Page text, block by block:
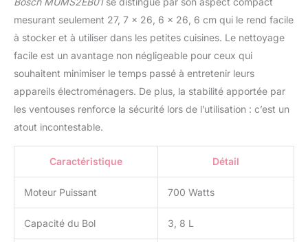
mesurant seulement 27, 7 x 26, 6 x 26, 6 cm qui le rend facile
à stocker et à utiliser dans les petites cuisines. Le nettoyage
facile est un avantage non négligeable pour ceux qui
souhaitent minimiser le temps passé à entretenir leurs
appareils électroménagers. De plus, la stabilité apportée par
les ventouses renforce la sécurité lors de l’utilisation : c’est un
atout incontestable.
Caractéristique Détail
Moteur Puissant 700 Watts
Capacité du Bol 3, 8 L